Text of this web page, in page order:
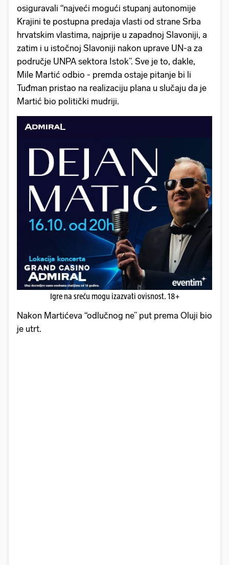
osiguravali “najveći mogući stupanj autonomije
Krajini te postupna predaja vlasti od strane Srba
hrvatskim vlastima, najprije u zapadnoj Slavoniji, a
zatim i u istočnoj Slavoniji nakon uprave UN-a za
područje UNPA sektora Istok”. Sve je to, dakle,
Mile Martić odbio - premda ostaje pitanje bi li
Tuđman pristao na realizaciju plana u slučaju da je
Martić bio politički mudriji.
Igre na sreću mogu izazvati ovisnost. 18+
Nakon Martićeva “odlučnog ne” put prema Oluji bio
je utrt.